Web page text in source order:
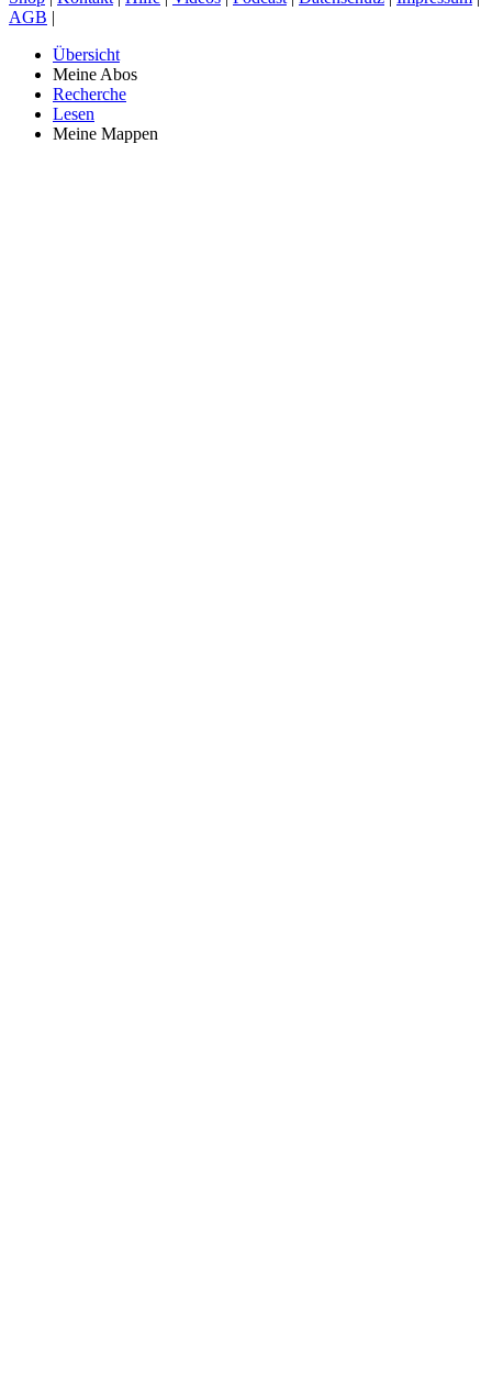
AGB |
Übersicht
Meine Abos
Recherche
Lesen
Meine Mappen